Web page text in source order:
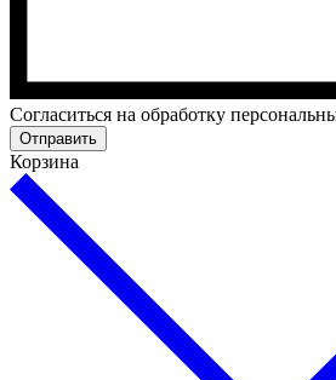
Cогласиться на обработку
Отправить
Корзина